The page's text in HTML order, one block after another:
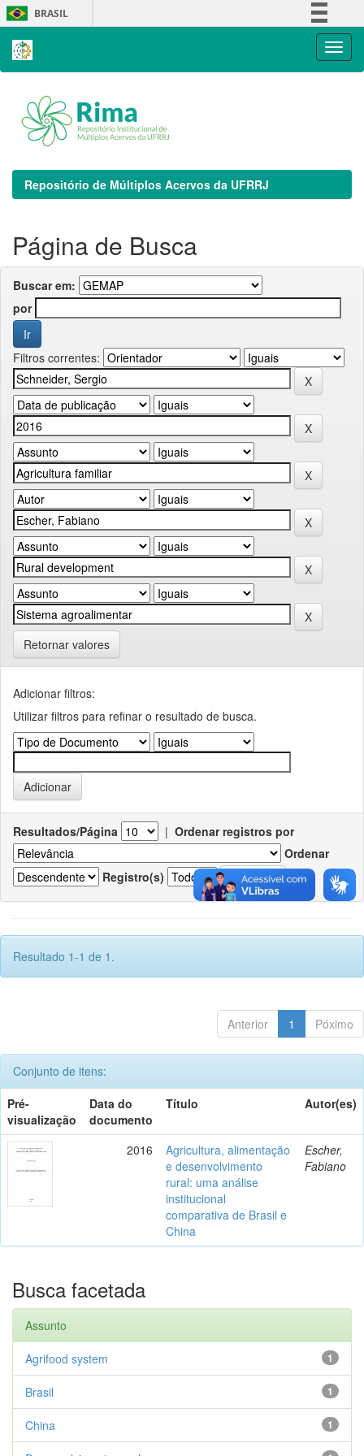
Skip
navigation
BRASIL
Repositório de Múltiplos Acervos da UFRRJ
Página de Busca
Buscar em:
por
Filtros correntes:
Retornar valores
Adicionar filtros:
Utilizar filtros para refinar o resultado de busca.
Resultados/Página | Ordenar registros por
Ordenar
Registro(s)
Resultado 1-1 de 1.
Anterior 1 Póximo
Conjunto de itens:
Pré-
visualização
Data do
documento
Título Autor(es)
2016
Agricultura, alimentação
e desenvolvimento
rural: uma análise
institucional
comparativa de Brasil e
China
Escher,
Fabiano
Busca facetada
Assunto
1
Agrifood system
1
Brasil
1
China